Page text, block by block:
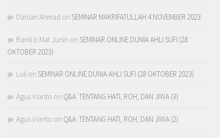
Dahlan Ahmad on SEMINAR MAKRIFATULLAH 4 NOVEMBER 2023
Ramli b Mat Junin on SEMINAR ONLINE DUNIA AHLI SUFI (28
OKTOBER 2023)
Luli on SEMINAR ONLINE DUNIA AHLI SUFI (28 OKTOBER 2023)
Agus irianto on Q&A: TENTANG HATI, ROH, DAN JIWA (3)
Agus irianto on Q&A: TENTANG HATI, ROH, DAN JIWA (2)